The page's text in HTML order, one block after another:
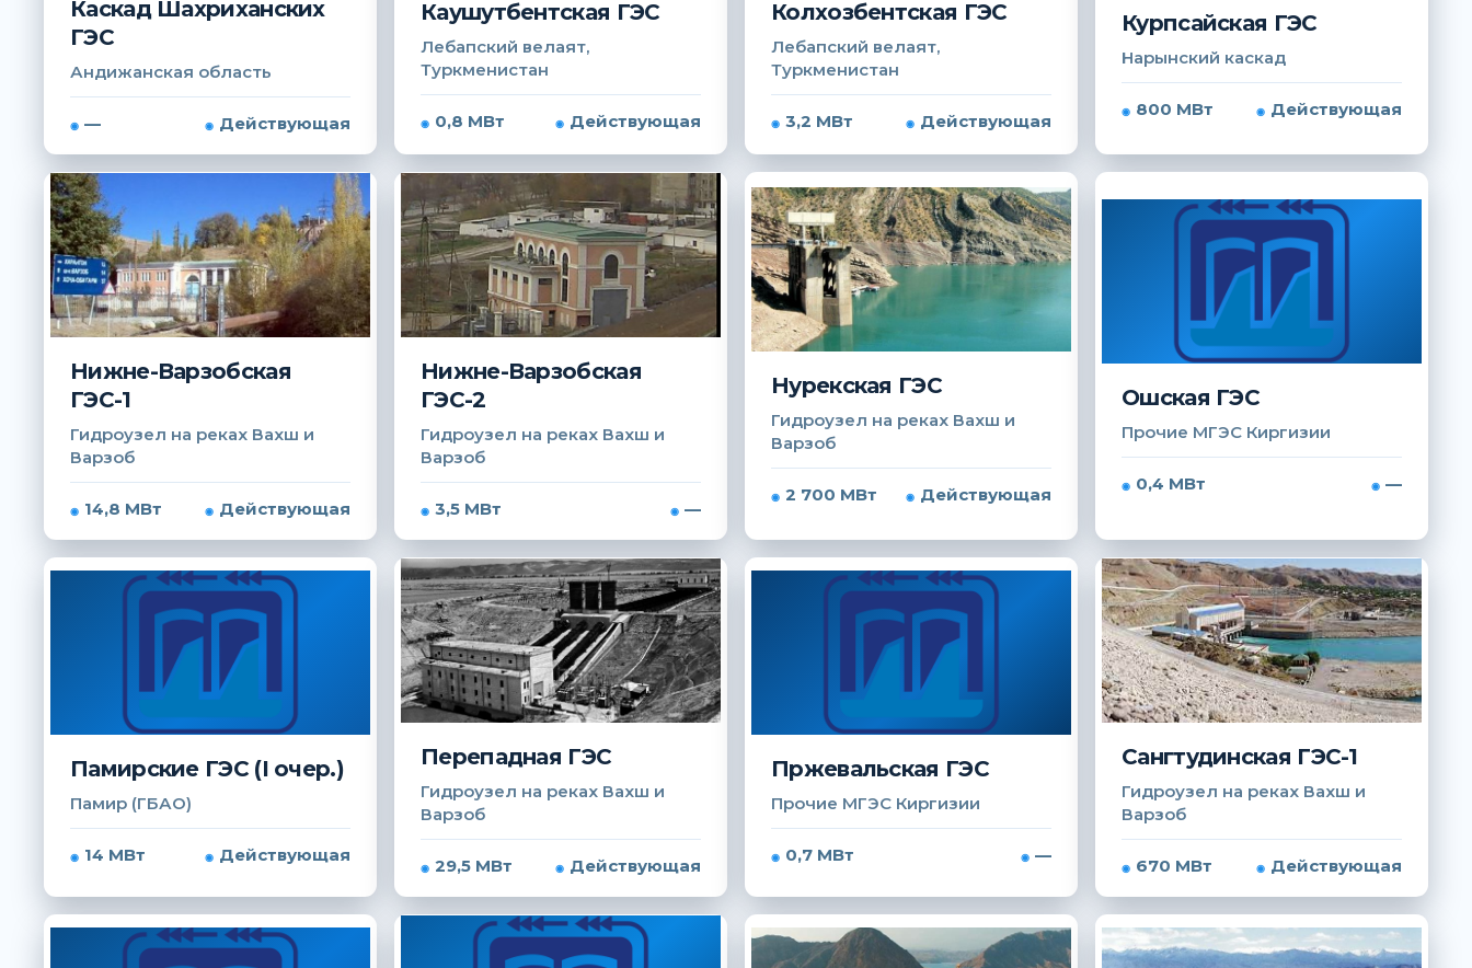
Каскад Шахриханских
ГЭС
Андижанская область
— Действующая
Каушутбентская ГЭС
Лебапский велаят,
Туркменистан
0,8 МВт Действующая
Колхозбентская ГЭС
Лебапский велаят,
Туркменистан
3,2 МВт Действующая
Курпсайская ГЭС
Нарынский каскад
800 МВт Действующая
Нижне-Варзобская
ГЭС-1
Гидроузел на реках Вахш и
Варзоб
14,8 МВт Действующая
Нижне-Варзобская
ГЭС-2
Гидроузел на реках Вахш и
Варзоб
3,5 МВт —
Нурекская ГЭС
Гидроузел на реках Вахш и
Варзоб
2 700 МВт Действующая
Ошская ГЭС
Прочие МГЭС Киргизии
0,4 МВт —
Памирские ГЭС (I очер.)
Памир (ГБАО)
14 МВт Действующая
Перепадная ГЭС
Гидроузел на реках Вахш и
Варзоб
29,5 МВт Действующая
Пржевальская ГЭС
Прочие МГЭС Киргизии
0,7 МВт —
Сангтудинская ГЭС-1
Гидроузел на реках Вахш и
Варзоб
670 МВт Действующая